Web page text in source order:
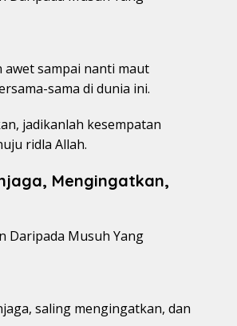
awet sampai nanti maut
sama di dunia ini.
jadikanlah kesempatan
ridla Allah.
Mengingatkan,
saling mengingatkan, dan